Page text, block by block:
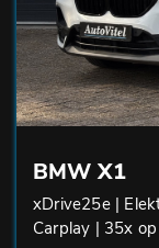
BMW X1
xDrive25e |
Carplay | 35x